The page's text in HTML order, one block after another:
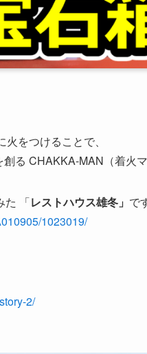
をつけることで、
る CHAKKA-MAN（着火
た 「レストハウス雄冬」 で
1023019/
2/